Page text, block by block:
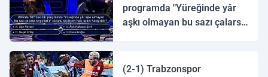
programda "Yüreğinde yâr
aşkı olmayan bu sazı çalarsa
(2-1) Trabzonspor